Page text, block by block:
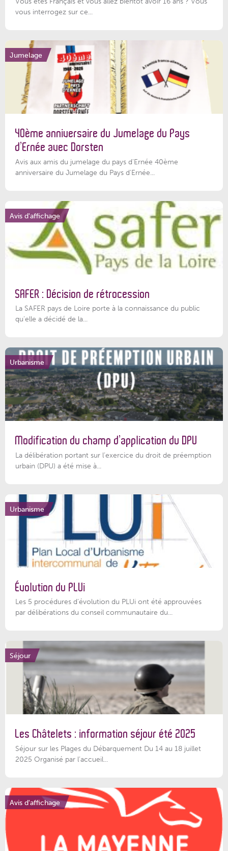
vous interrogez sur ce...
Jumelage
40ème anniversaire du Jumelage du Pays
d’Ernée avec Dorsten
Avis aux amis du jumelage du pays d'Ernée 40ème
anniversaire du Jumelage du Pays d'Ernée...
Avis d'affichage
SAFER : Décision de rétrocession
La SAFER pays de Loire porte à la connaissance du public
qu’elle a décidé de la...
Urbanisme
Modification du champ d’application du DPU
La délibération portant sur l’exercice du droit de préemption
urbain (DPU) a été mise à...
Urbanisme
Évolution du PLUi
Les 5 procédures d’évolution du PLUi ont été approuvées
par délibérations du conseil communautaire du...
Séjour
Les Châtelets : information séjour été 2025
Séjour sur les Plages du Débarquement Du 14 au 18 juillet
2025 Organisé par l’accueil...
Avis d'affichage